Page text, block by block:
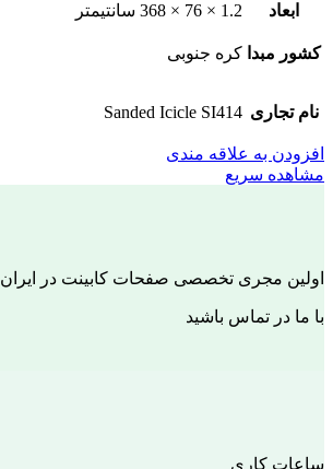
ابعاد
1.2 × 76 × 368 سانتیمتر
کشور مبدا کره جنوبی
نام تجاری Sanded Icicle SI414
افزودن به علاقه مندی
مشاهده سریع
اولین مجری تخصصی صفحات کابینت در ایران
با ما در تماس باشید
ساعات کاری